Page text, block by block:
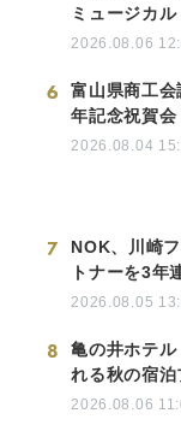
ミュージカル
2026.08.06
6
富山県商工
年記念祝賀
2026.08.04
7
NOK、川崎
トナーを3年
2026.08.05
8
亀の井ホテ
れる秋の宿
2026.08.06